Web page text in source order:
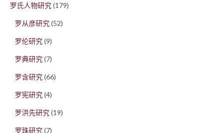
罗氏人物研究(179)
罗从彦研究(52)
罗伦研究(9)
罗典研究(7)
罗含研究(66)
罗宪研究(4)
罗洪先研究(19)
罗珠研究(7)